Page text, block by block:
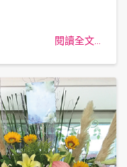
閱讀全文...